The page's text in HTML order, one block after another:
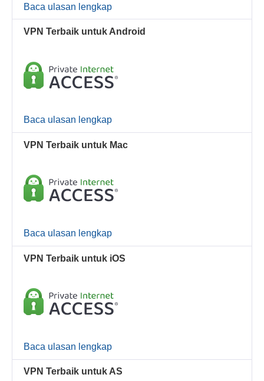
Baca ulasan lengkap
VPN Terbaik untuk Android
Baca ulasan lengkap
VPN Terbaik untuk Mac
Baca ulasan lengkap
VPN Terbaik untuk iOS
Baca ulasan lengkap
VPN Terbaik untuk AS